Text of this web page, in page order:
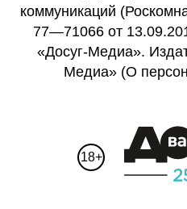
коммуникаций
77—71066 от
«Досуг-Медиа».
Медиа» (О
18+